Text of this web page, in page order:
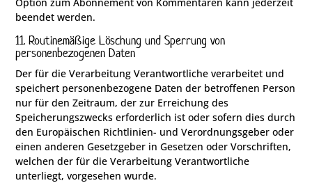
beendet werden.
11. Routinemäßige Löschung und Sperrung von
personenbezogenen Daten
Der für die Verarbeitung Verantwortliche verarbeitet und
speichert personenbezogene Daten der betroffenen Person
nur für den Zeitraum, der zur Erreichung des
Speicherungszwecks erforderlich ist oder sofern dies durch
den Europäischen Richtlinien- und Verordnungsgeber oder
einen anderen Gesetzgeber in Gesetzen oder Vorschriften,
welchen der für die Verarbeitung Verantwortliche
unterliegt, vorgesehen wurde.